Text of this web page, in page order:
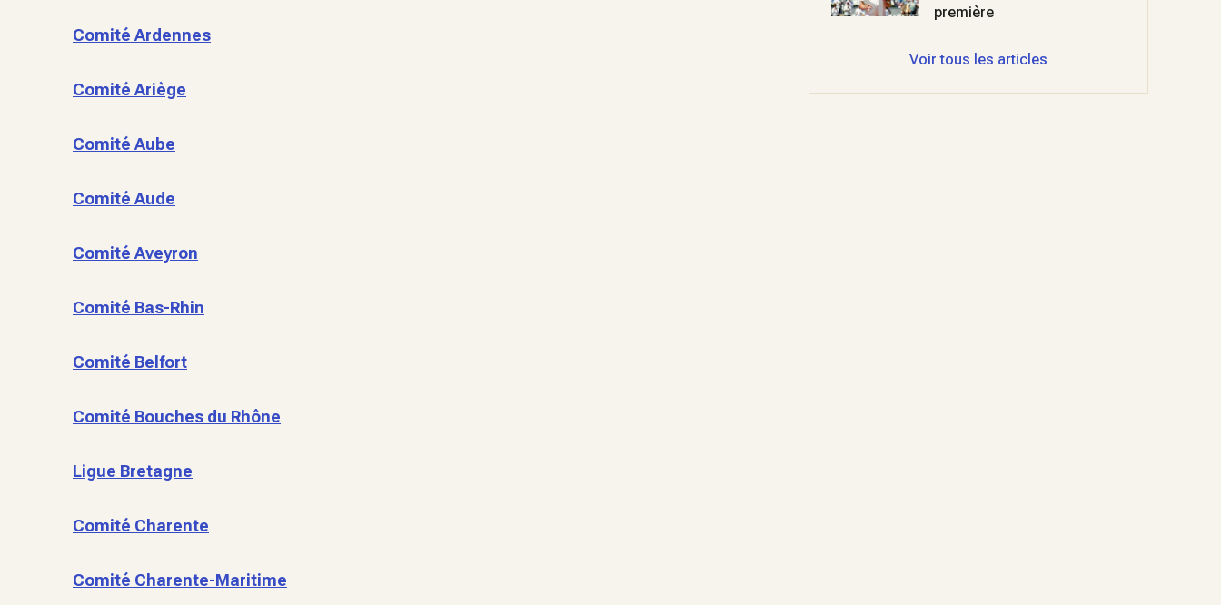
Comité Ardennes
Comité Ariège
Comité Aube
Comité Aude
Comité Aveyron
Comité Bas-Rhin
Comité Belfort
Comité Bouches du Rhône
Ligue Bretagne
Comité Charente
Comité Charente-Maritime
première
Voir tous les articles